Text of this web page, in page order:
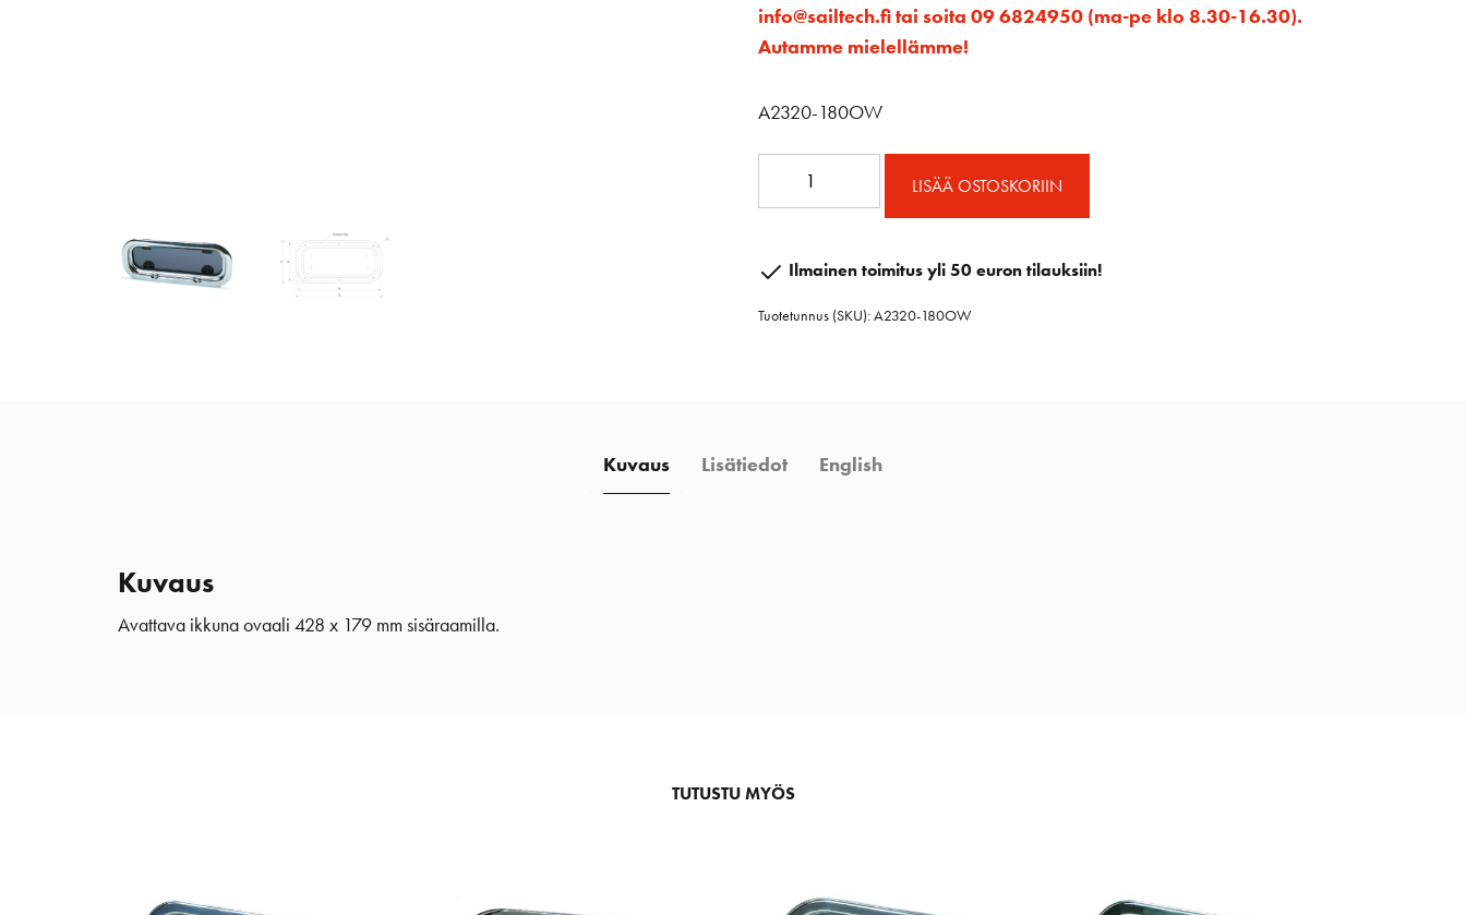
info@sailtech.fi tai soita 09 6824950 (ma-pe klo 8.30-16.30).
Autamme mielellämme!
A2320-180OW
ikkuna
428
määrä
LISÄÄ OSTOSKORIIN
Ilmainen toimitus yli 50 euron tilauksiin!
Tuotetunnus (SKU):A2320-180OW
Kuvaus Lisätiedot English
Kuvaus
Avattava ikkuna ovaali 428 x 179 mm sisäraamilla.
TUTUSTU MYÖS